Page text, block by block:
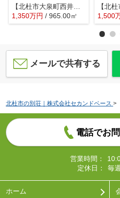
【北杜市大泉町西井出】石堂交差点近くにある広い土地
1,350万円 / 965.00㎡
1,500
メールで共有する
北杜市の別荘｜株式会社セカンドベース >
電話でお
営業時間：
定休日：
毎
ホーム